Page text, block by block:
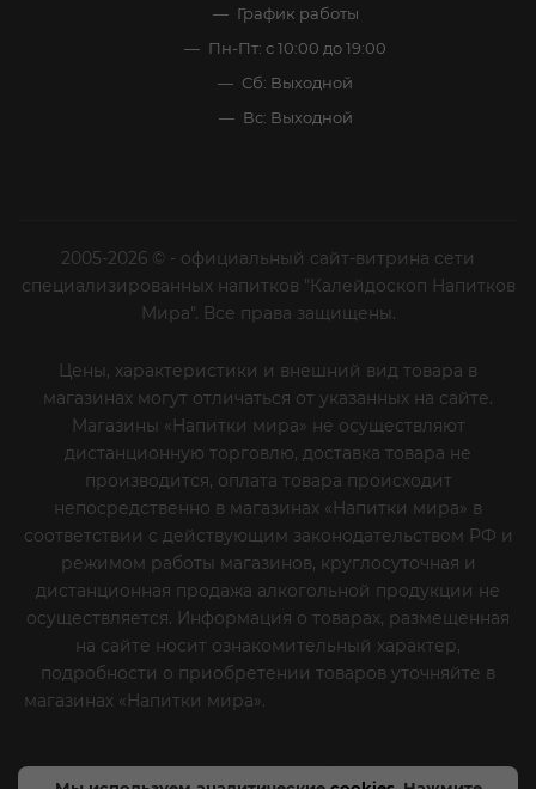
График работы
Пн-Пт: с 10:00 до 19:00
Сб: Выходной
Вс: Выходной
2005-2026 © - официальный сайт-витрина сети
специализированных напитков "Калейдоскоп Напитков
Мира". Все права защищены.
Цены, характеристики и внешний вид товара в
магазинах могут отличаться от указанных на сайте.
Магазины «Напитки мира» не осуществляют
дистанционную торговлю, доставка товара не
производится, оплата товара происходит
непосредственно в магазинах «Напитки мира» в
соответствии с действующим законодательством РФ и
режимом работы магазинов, круглосуточная и
дистанционная продажа алкогольной продукции не
осуществляется. Информация о товарах, размещенная
на сайте носит ознакомительный характер,
подробности о приобретении товаров уточняйте в
магазинах «Напитки мира».